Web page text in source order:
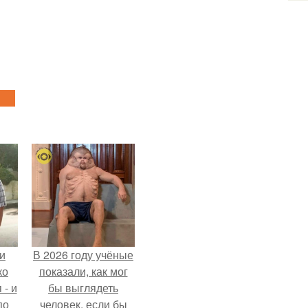
- и
В 2026 году учёные
показали, как мог
бы выглядеть
человек, если бы